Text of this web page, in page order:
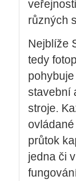
různých
Nejblíže
tedy
stavební
stroje.
průtok
jedna či